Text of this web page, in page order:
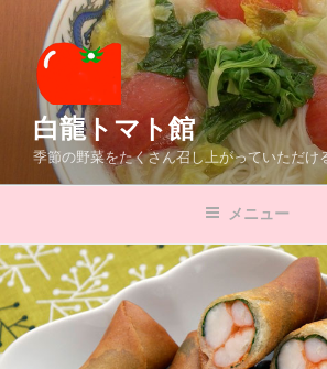
プ
白龍トマト館
季節の野菜をたくさん召し上がっていただけ
メニュー